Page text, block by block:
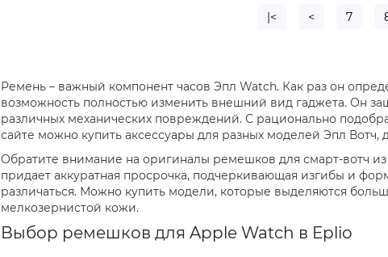
|< < 7
Ремень – важный компонент часов Эпл Watch. Как раз он
возможность полностью изменить внешний вид гаджета. Он
различных механических повреждений. С рационально
сайте можно купить аксессуары для разных моделей Эпл
Обратите внимание на оригиналы ремешков для смарт-вотч
придает аккуратная просрочка, подчеркивающая изгибы и
различаться. Можно купить модели, которые выделяются
мелкозернистой кожи.
Выбор ремешков для Apple Watch в Eplio